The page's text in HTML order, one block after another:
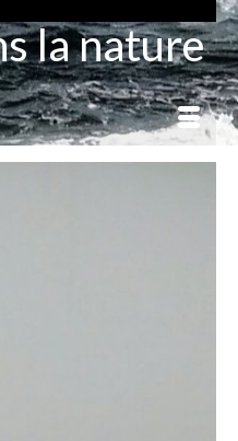
la nature